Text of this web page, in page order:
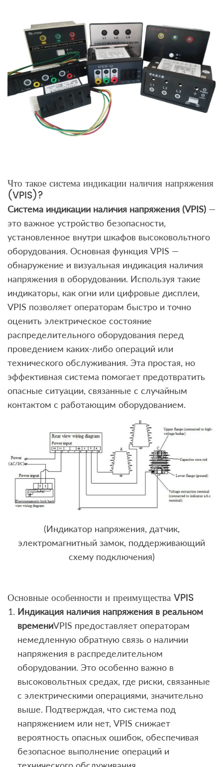
Что такое система индикации наличия напряжения
(VPIS)?
Система индикации наличия напряжения (VPIS) —
это важное устройство безопасности,
установленное внутри шкафов высоковольтного
оборудования. Основная функция VPIS —
обнаружение и визуальная индикация наличия
напряжения в оборудовании. Используя такие
индикаторы, как огни или цифровые дисплеи,
VPIS позволяет операторам быстро и точно
оценить электрическое состояние
распределительного оборудования перед
проведением каких-либо операций или
технического обслуживания. Эта простая, но
эффективная система помогает предотвратить
опасные ситуации, связанные с случайным
контактом с работающим оборудованием.
(Индикатор напряжения, датчик,
электромагнитный замок, поддерживающий
схему подключения)
Основные особенности и преимущества VPIS
Индикация наличия напряжения в реальном
времениVPIS предоставляет операторам
немедленную обратную связь о наличии
напряжения в распределительном
оборудовании. Это особенно важно в
высоковольтных средах, где риски, связанные
с электрическими операциями, значительно
выше. Подтверждая, что система под
напряжением или нет, VPIS снижает
вероятность опасных ошибок, обеспечивая
безопасное выполнение операций и